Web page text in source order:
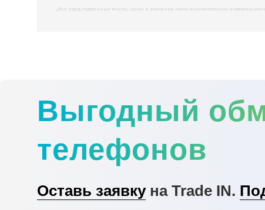
, Все представленные тексты, цены и значения носят исключительно
Выгодный
телефонов
Оставь заявкуна Trade IN.